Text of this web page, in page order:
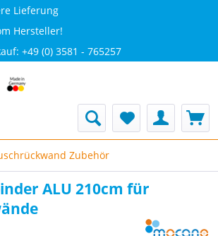
Lieferung
Hersteller!
+49 (0) 3581 - 765257
Zubehör
ALU 210cm für